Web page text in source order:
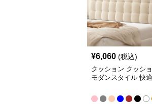
¥6,060 (税込)
クッション クッシ
モダンスタイル 快